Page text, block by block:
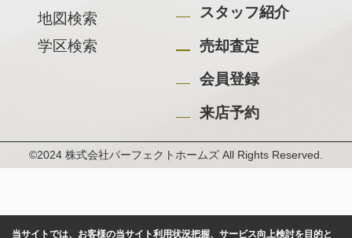
地図検索
学区検索
スタッフ紹介
売却査定
会員登録
来店予約
©2024 株式会社パーフェクトホームズ All Rights Reserved.
当サイトでは、お客様の当サイト利用状況把握、サービス向上検討を目的と